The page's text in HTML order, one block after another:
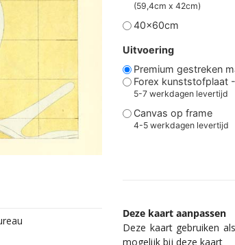
(59,4cm x 42cm)
40x60cm
Uitvoering
Premium gestreken
Forex kunststofplaat
5-7 werkdagen levertijd
Canvas op frame
4-5 werkdagen levertijd
Deze kaart aanpassen
Deze kaart gebruiken
mogelijk bij deze kaart